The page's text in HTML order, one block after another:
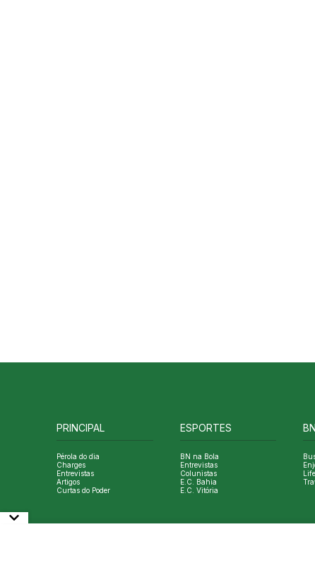
PRINCIPAL
Pérola do dia
Charges
Entrevistas
Artigos
Curtas do Poder
ESPORTES
BN na Bola
Entrevistas
Colunistas
E.C. Bahia
E.C. Vitória